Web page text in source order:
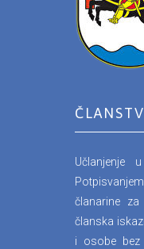
Učlanjenje
članarine
članska
i osobe bez